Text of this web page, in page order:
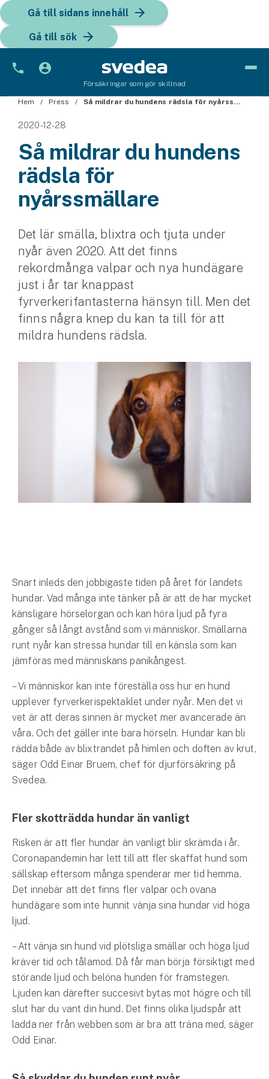
Gå till sidans innehåll
Gå till sök
Försäkringar som gör skillnad
Bil
Bilförsäkring
Bilförsäkring för företag
Fordon
Snöskoterförsäkring
ATV-försäkring
Släpvagnsförsäkring
Husvagnsförsäkring
Motorcykel
Mc-försäkring
Sportfiskarna
Kattförsäkring
Djurförsäkring
Hem & hus
Villaförsäkring
Bostadsrättsförsäkring
Hyresrättsförsäkring
Företag
Företagsförsäkring
Bilförsäkring för företag
Släpvagnsförsäkring
För förmedlare
Gruppförsäkringar
Kommunolycksfall
Hem Press Så mildrar du hundens rädsla för nyårssmällare
2020-12-28
Så mildrar du hundens
rädsla för
nyårssmällare
Det lär smälla, blixtra och tjuta under
nyår även 2020. Att det finns
rekordmånga valpar och nya hundägare
just i år tar knappast
fyrverkerifantasterna hänsyn till. Men det
finns några knep du kan ta till för att
mildra hundens rädsla.
Snart inleds den jobbigaste tiden på året för landets
hundar. Vad många inte tänker på är att de har mycket
känsligare hörselorgan och kan höra ljud på fyra
gånger så långt avstånd som vi människor. Smällarna
runt nyår kan stressa hundar till en känsla som kan
jämföras med människans panikångest.
– Vi människor kan inte föreställa oss hur en hund
upplever fyrverkerispektaklet under nyår. Men det vi
vet är att deras sinnen är mycket mer avancerade än
våra. Och det gäller inte bara hörseln. Hundar kan bli
rädda både av blixtrandet på himlen och doften av krut,
säger Odd Einar Bruem, chef för djurförsäkring på
Svedea.
Fler skotträdda hundar än vanligt
Risken är att fler hundar än vanligt blir skrämda i år.
Coronapandemin har lett till att fler skaffat hund som
sällskap eftersom många spenderar mer tid hemma.
Det innebär att det finns fler valpar och ovana
hundägare som inte hunnit vänja sina hundar vid höga
ljud.
– Att vänja sin hund vid plötsliga smällar och höga ljud
kräver tid och tålamod. Då får man börja försiktigt med
störande ljud och belöna hunden för framstegen.
Ljuden kan därefter succesivt bytas mot högre och till
slut har du vant din hund. Det finns olika ljudspår att
ladda ner från webben som är bra att träna med, säger
Odd Einar.